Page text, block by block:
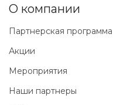
О компании
Партнерская программа
Акции
Мероприятия
Наши партнеры